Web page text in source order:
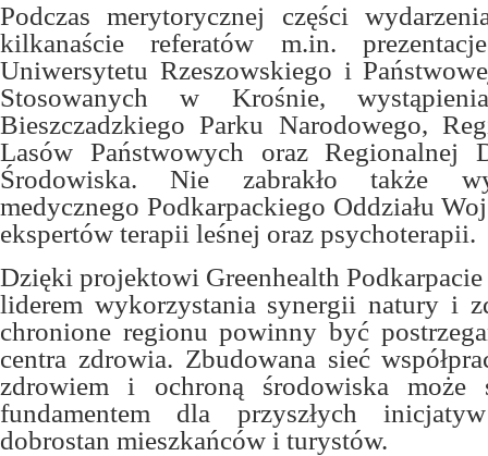
Podczas merytorycznej części
kilkanaście referatów m.in.
Uniwersytetu Rzeszowskiego i
Stosowanych w Krośnie,
Bieszczadzkiego Parku Narodowego,
Lasów Państwowych oraz Regionalnej
Środowiska. Nie zabrakło także
medycznego Podkarpackiego Oddziału
ekspertów terapii leśnej oraz psychoterapii.
Dzięki projektowi Greenhealth Podkarpacie
liderem wykorzystania synergii natury i
chronione regionu powinny być
centra zdrowia. Zbudowana sieć
zdrowiem i ochroną środowiska może
fundamentem dla przyszłych
dobrostan mieszkańców i turystów.